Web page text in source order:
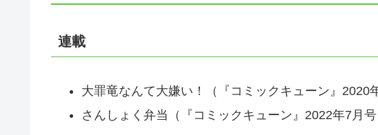
連載
大罪竜なんて大嫌い！（『コミックキューン』2020
さんしょく弁当（『コミックキューン』2022年7月号